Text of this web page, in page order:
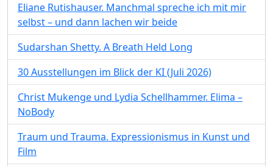
Eliane Rutishauser. Manchmal spreche ich mit mir
selbst – und dann lachen wir beide
Sudarshan Shetty. A Breath Held Long
30 Ausstellungen im Blick der KI (Juli 2026)
Christ Mukenge und Lydia Schellhammer. Elima –
NoBody
Traum und Trauma. Expressionismus in Kunst und
Film